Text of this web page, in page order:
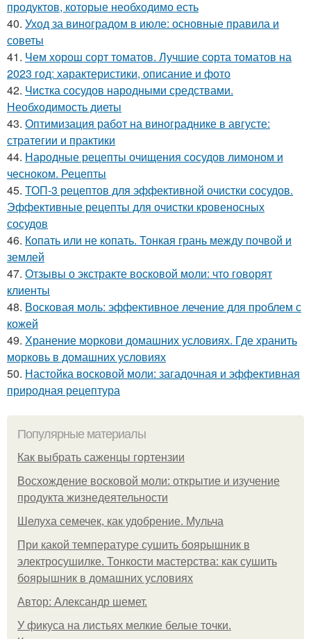
продуктов, которые необходимо есть
40. Уход за виноградом в июле: основные правила и
советы
41. Чем хорош сорт томатов. Лучшие сорта томатов на
2023 год: характеристики, описание и фото
42. Чистка сосудов народными средствами.
Необходимость диеты
43. Оптимизация работ на винограднике в августе:
стратегии и практики
44. Народные рецепты очищения сосудов лимоном и
чесноком. Рецепты
45. ТОП-3 рецептов для эффективной очистки сосудов.
Эффективные рецепты для очистки кровеносных
сосудов
46. Копать или не копать. Тонкая грань между почвой и
землей
47. Отзывы о экстракте восковой моли: что говорят
клиенты
48. Восковая моль: эффективное лечение для проблем с
кожей
49. Хранение моркови домашних условиях. Где хранить
морковь в домашних условиях
50. Настойка восковой моли: загадочная и эффективная
природная рецептура
Популярные материалы
Как выбрать саженцы гортензии
Восхождение восковой моли: открытие и изучение
продукта жизнедеятельности
Шелуха семечек, как удобрение. Мульча
При какой температуре сушить боярышник в
электросушилке. Тонкости мастерства: как сушить
боярышник в домашних условиях
Автор: Александр шемет.
У фикуса на листьях мелкие белые точки.